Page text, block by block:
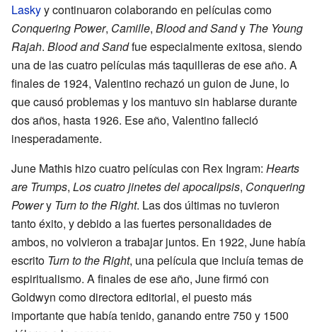
Laskyy continuaron colaborando en películas como
Conquering Power, Camille, Blood and Sandy The Young
Rajah. Blood and Sandfue especialmente exitosa, siendo
una de las cuatro películas más taquilleras de ese año. A
finales de 1924, Valentino rechazó un guion de June, lo
que causó problemas y los mantuvo sin hablarse durante
dos años, hasta 1926. Ese año, Valentino falleció
inesperadamente.
June Mathis hizo cuatro películas con Rex Ingram: Hearts
are Trumps, Los cuatro jinetes del apocalipsis, Conquering
Powery Turn to the Right. Las dos últimas no tuvieron
tanto éxito, y debido a las fuertes personalidades de
ambos, no volvieron a trabajar juntos. En 1922, June había
escrito Turn to the Right, una película que incluía temas de
espiritualismo. A finales de ese año, June firmó con
Goldwyn como directora editorial, el puesto más
importante que había tenido, ganando entre 750 y 1500